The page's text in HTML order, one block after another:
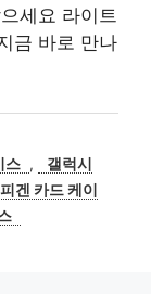
세요 라이트
금 바로 만나
스 ,
갤럭시
겐 카드 케이